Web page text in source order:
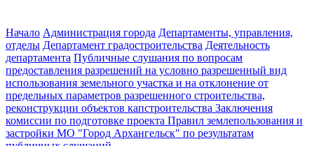
Начало Администрация города Департаменты, управления,
отделы Департамент градостроительства Деятельность
департамента Публичные слушания по вопросам
предоставления разрешений на условно разрешенный вид
использования земельного участка и на отклонение от
предельных параметров разрешенного строительства,
реконструкции объектов капстроительства Заключения
комиссии по подготовке проекта Правил землепользования и
застройки МО "Город Архангельск" по результатам